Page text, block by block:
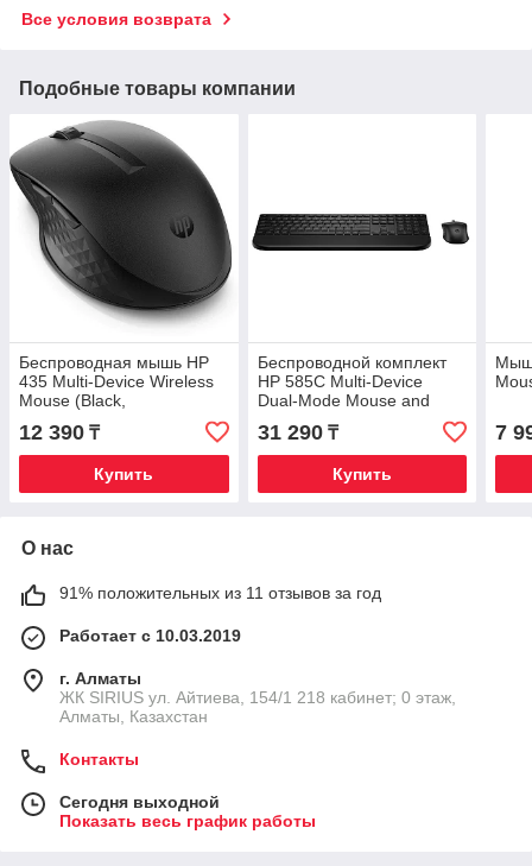
Все условия возврата
Подобные товары компании
Беспроводная мышь HP
435 Multi-Device Wireless
Mouse (Black,
Bluetooth/2.4GHz,
программируемые
кнопки)
12 390 ₸
Купить
Беспроводной комплект
HP 585C Multi-Device
Dual-Mode Mouse and
Keyboard Combo (с
подставкой для запястий,
Bluetooth/2.4GHz)
31 290₸
Купить
7
О нас
91% положительных из 11 отзывов за год
Работает с 10.03.2019
г. Алматы
​ЖК SIRIUS​ ул. Айтиева, 154/1​ 218 кабинет; 0 этаж,
Алматы, Казахстан
Контакты
Сегодня выходной
Показать весь график работы